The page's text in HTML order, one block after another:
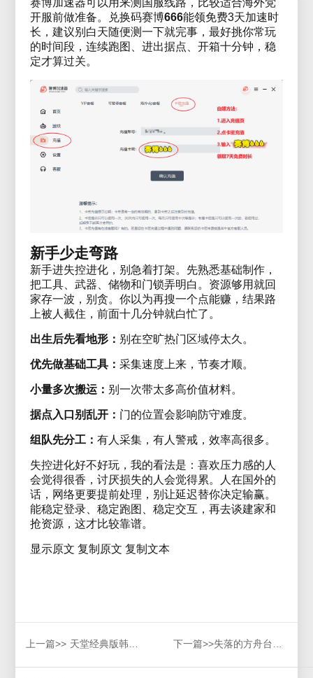
开服前做准备。兑换码赛博666能领免费3天加速时
长，建议别白天随便测一下就完事，最好挑你常玩
的时间段，连续跑图、进出据点、开箱十分钟，稳
定才算过关。
新手少走弯路
新手进失控进化，别急着打架。先熟悉基础制作，
把工具、武器、储物和门锁弄明白。资源够用就回
家存一波，别贪。你以为再搜一个点能赚，结果路
上被人截住，前面十几分钟就白忙了。
出生后先看地形： 别在空旷热门区域停太久。
优先做基础工具： 采集速度上来，节奏才顺。
小量多次搬运： 别一次带太多高价值材料。
据点入口别乱开： 门的位置会影响防守难度。
组队先分工： 有人采集，有人警戒，效率高很多。
失控进化好不好玩，我的看法是：喜欢压力感的人
会觉得很香，讨厌损失的人会觉得累。人在国外的
话，网络更要提前处理，别让延迟替你决定输赢。
能稳定登录、稳定跑图、稳定交互，再去谈建家和
抢资源，这才比较靠谱。
显示原文 复制原文 复制文本
上一篇>> 天堂经典版韩服进不去游戏，卡顿，延迟高解决方法 下一篇>>失落的方舟台服VCRUNTIME140.d故障不再困扰！全面解锁攻略